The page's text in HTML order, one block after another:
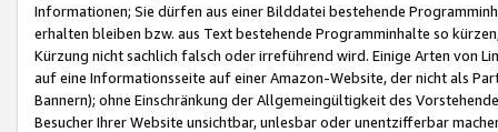
Informationen; Sie dürfen aus einer Bilddatei bestehende
erhalten bleiben bzw. aus Text bestehende Programminhalte so
Kürzung nicht sachlich falsch oder irreführend wird. Einige Arten von
auf eine Informationsseite auf einer Amazon-Website, der nicht als
Bannern); ohne Einschränkung der Allgemeingültigkeit des
Besucher Ihrer Website unsichtbar, unlesbar oder unentzifferbar